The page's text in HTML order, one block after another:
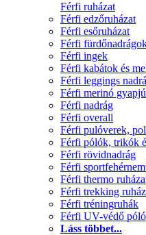
Férfi ruházat
Férfi edzőruházat
Férfi esőruházat
Férfi
Férfi ingek
Férfi kabátok és
Férfi leggings
Férfi merinó
Férfi nadrág
Férfi overall
Férfi pulóverek,
Férfi pólók, trikók
Férfi rövidnadrág
Férfi
Férfi thermo
Férfi trekking
Férfi tréningruhák
Férfi UV-védő
Láss többet...